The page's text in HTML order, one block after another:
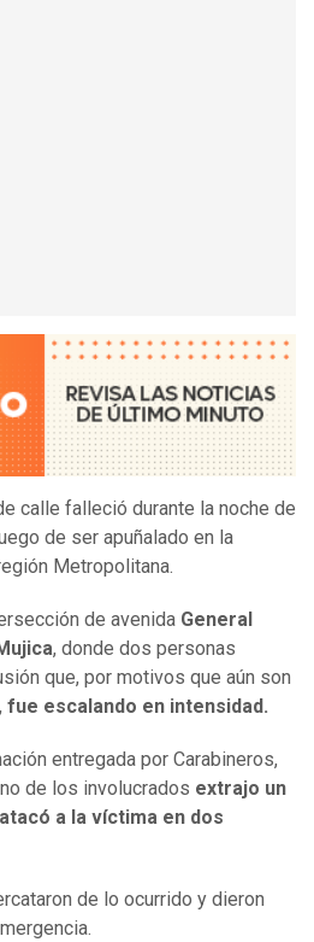
calle falleció durante la noche de
de ser apuñalado en la
Metropolitana.
de avenida General
, donde dos personas
que, por motivos que aún son
fue escalando en intensidad.
entregada por Carabineros,
de los involucrados extrajo un
a la víctima en dos
de lo ocurrido y dieron